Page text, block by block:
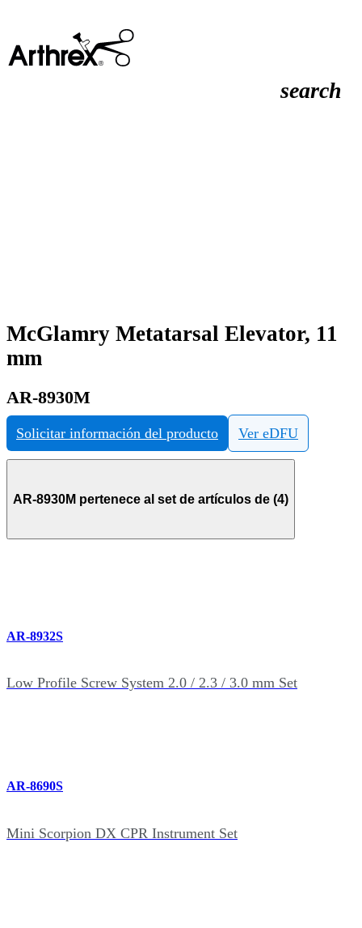
search
McGlamry Metatarsal Elevator, 11
mm
AR-8930M
Solicitar información del producto Ver eDFU
AR-8930M pertenece al set de artículos de (4)
AR-8932S
Low Profile Screw System 2.0 / 2.3 / 3.0 mm Set
AR-8690S
Mini Scorpion DX CPR Instrument Set